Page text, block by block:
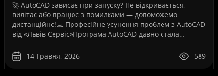
🚀 AutoCAD зависає при запуску? Не відкривається,
вилітає або працює з помилками — допоможемо
дистанційно!💻 Професійне усунення проблем з AutoCAD
від «Львів Сервіс»Програма AutoCAD давно стала
проект..14 Травня, 2026 589